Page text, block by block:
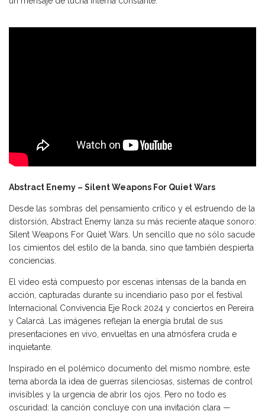
Abstract Enemy – Silent Weapons For Quiet Wars
Desde las sombras del pensamiento crítico y el estruendo de la
distorsión, Abstract Enemy lanza su más reciente ataque sonoro:
Silent Weapons For Quiet Wars. Un sencillo que no sólo sacude
los cimientos del estilo de la banda, sino que también despierta
conciencias.
El video está compuesto por escenas intensas de la banda en
acción, capturadas durante su incendiario paso por el festival
Internacional Convivencia Eje Rock 2024 y conciertos en Pereira
y Calarcá. Las imágenes reflejan la energía brutal de sus
presentaciones en vivo, envueltas en una atmósfera cruda e
inquietante.
Inspirado en el polémico documento del mismo nombre, este
tema aborda la idea de guerras silenciosas, sistemas de control
invisibles y la urgencia de abrir los ojos. Pero no todo es
oscuridad: la canción concluye con una invitación clara —